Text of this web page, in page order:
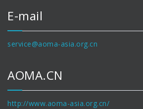
E-mail
service@aoma-asia.org.cn
AOMA.CN
http://www.aoma-asia.org.cn/